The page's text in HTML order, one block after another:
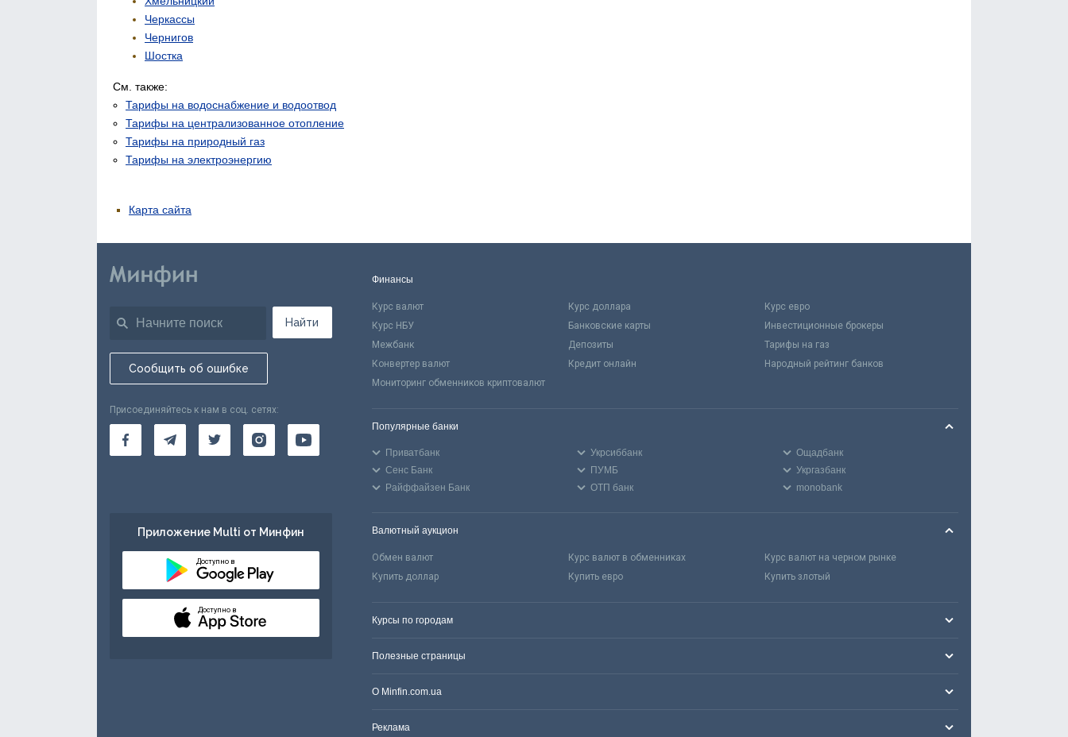
Черкассы
Чернигов
Шостка
См. также:
Тарифы на водоснабжение и водоотвод
Тарифы на централизованное отопление
Тарифы на природный газ
Тарифы на электроэнергию
Карта сайта
Найти
Сообщить об ошибке
Присоединяйтесь к нам в соц. сетях:
Приложение Multi от Минфин
Доступно в
Доступно в
Финансы
Курс валют Курс доллара
Курс евро
Курс НБУ
Банковские карты
Инвестиционные брокеры
Межбанк
Депозиты
Тарифы на газ
Конвертер валют
Кредит онлайн
Народный рейтинг банков
Мониторинг обменников криптовалют
Популярные банки
Приватбанк Укрсиббанк
Ощадбанк
Сенс Банк
ПУМБ
Укргазбанк
Райффайзен Банк
ОТП банк monobank
Валютный аукцион
Обмен валют Курс валют в обменниках
Курс валют на черном рынке
Купить доллар
Купить евро Купить злотый
Курсы по городам
Полезные страницы
О Minfin.com.ua
Реклама